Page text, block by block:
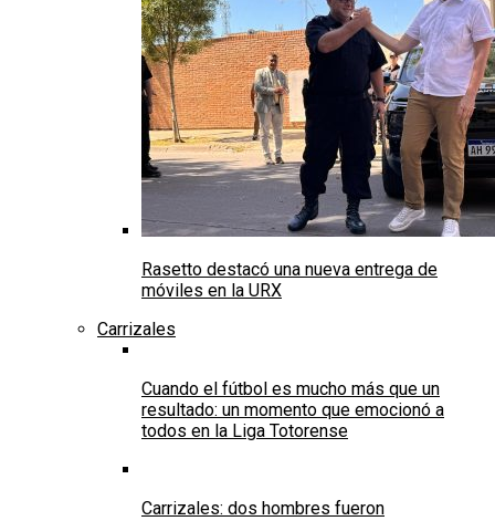
Rasetto destacó una nueva entrega de
móviles en la URX
Carrizales
Cuando el fútbol es mucho más que un
resultado: un momento que emocionó a
todos en la Liga Totorense
Carrizales: dos hombres fueron